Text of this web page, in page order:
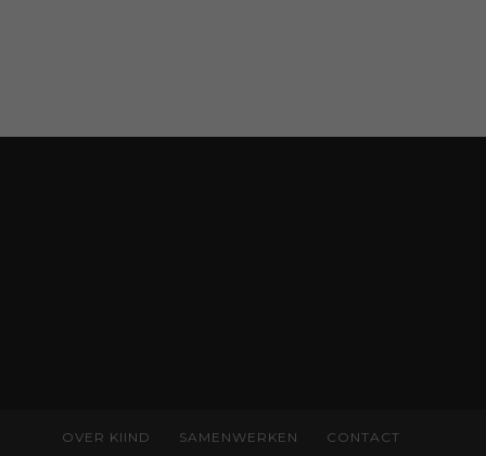
OVER KIIND SAMENWERKEN
CONTACT